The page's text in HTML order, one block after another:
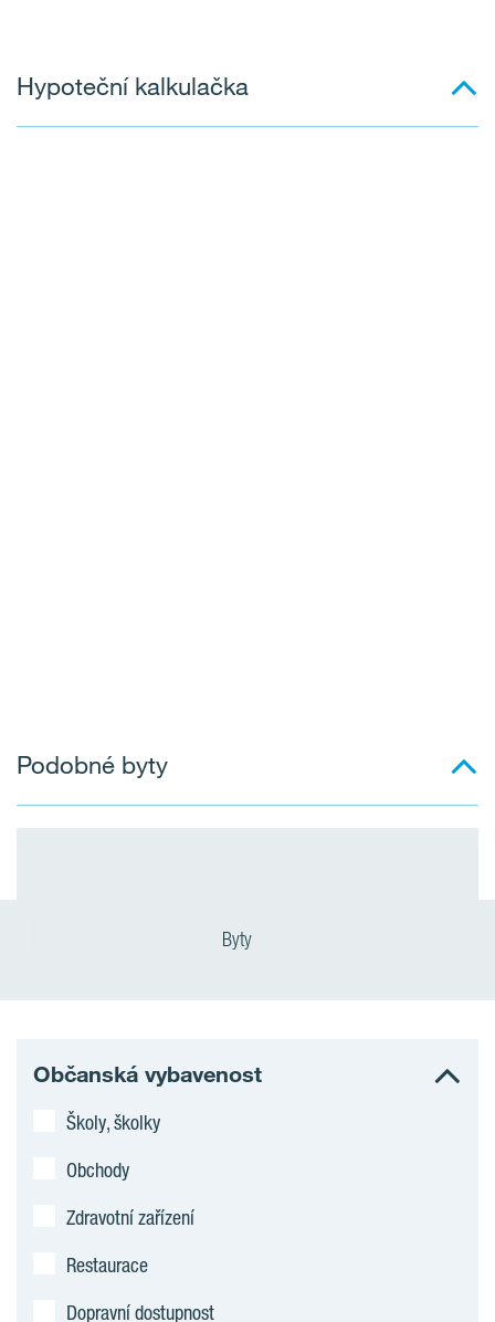
Hypoteční kalkulačka
Podobné byty
Byty
Občanská vybavenost
Školy, školky
Obchody
Zdravotní zařízení
Restaurace
Dopravní dostupnost